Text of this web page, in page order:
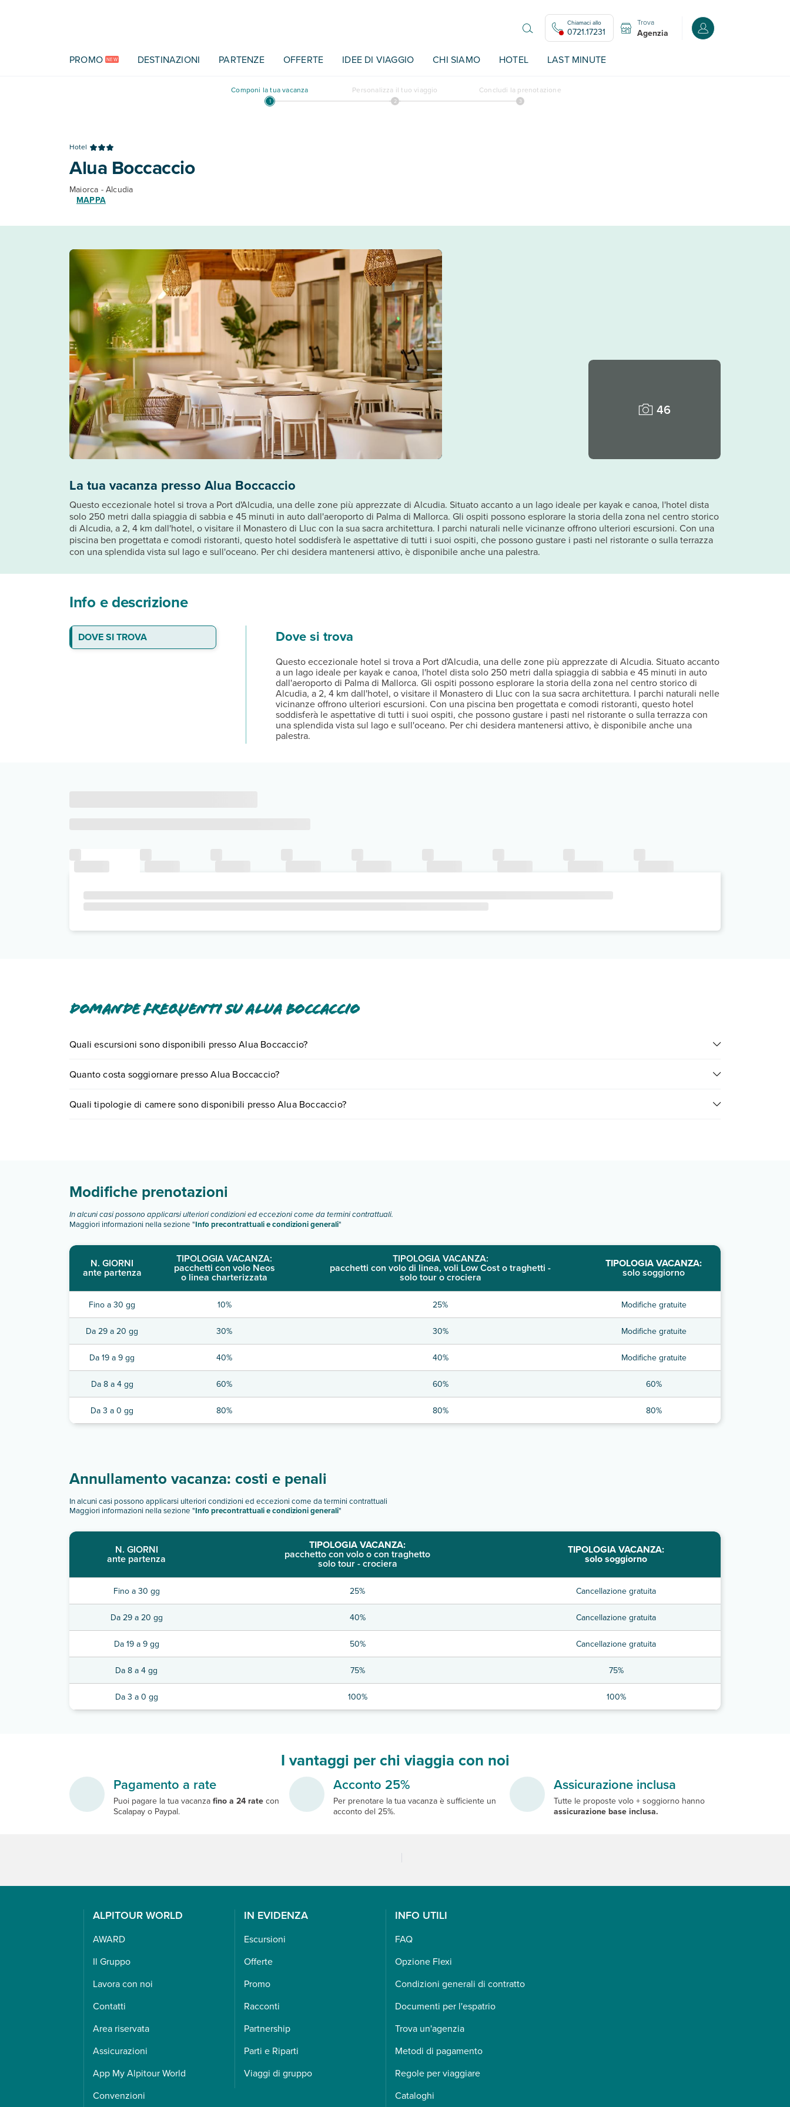
Chiamaci allo
0721.17231
Trova
Agenzia Accedi o registrati
PROMO NEW DESTINAZIONI PARTENZE OFFERTE IDEE DI VIAGGIO CHI SIAMO HOTEL LAST MINUTE
Componi la tua vacanza Personalizza il tuo viaggio Concludi la prenotazione
Hotel
Alua Boccaccio
Maiorca - Alcudia
MAPPA
46
La tua vacanza presso Alua Boccaccio
Questo eccezionale hotel si trova a Port d'Alcudia, una delle zone più apprezzate di Alcudia. Situato accanto a un lago ideale per kayak e canoa, l'hotel dista
solo 250 metri dalla spiaggia di sabbia e 45 minuti in auto dall'aeroporto di Palma di Mallorca. Gli ospiti possono esplorare la storia della zona nel centro storico
di Alcudia, a 2, 4 km dall'hotel, o visitare il Monastero di Lluc con la sua sacra architettura. I parchi naturali nelle vicinanze offrono ulteriori escursioni. Con una
piscina ben progettata e comodi ristoranti, questo hotel soddisferà le aspettative di tutti i suoi ospiti, che possono gustare i pasti nel ristorante o sulla terrazza
con una splendida vista sul lago e sull'oceano. Per chi desidera mantenersi attivo, è disponibile anche una palestra.
Info e descrizione
DOVE SI TROVA Dove si trova
Questo eccezionale hotel si trova a Port d'Alcudia, una delle zone più apprezzate di Alcudia. Situato accanto
a un lago ideale per kayak e canoa, l'hotel dista solo 250 metri dalla spiaggia di sabbia e 45 minuti in auto
dall'aeroporto di Palma di Mallorca. Gli ospiti possono esplorare la storia della zona nel centro storico di
Alcudia, a 2, 4 km dall'hotel, o visitare il Monastero di Lluc con la sua sacra architettura. I parchi naturali nelle
vicinanze offrono ulteriori escursioni. Con una piscina ben progettata e comodi ristoranti, questo hotel
soddisferà le aspettative di tutti i suoi ospiti, che possono gustare i pasti nel ristorante o sulla terrazza con
una splendida vista sul lago e sull'oceano. Per chi desidera mantenersi attivo, è disponibile anche una
palestra.
Domande frequenti su Alua Boccaccio
Quali escursioni sono disponibili presso Alua Boccaccio?
0721.17231 oprenotando un appuntamento.
Quanto costa soggiornare presso Alua Boccaccio?
quando partire.
Quali tipologie di camere sono disponibili presso Alua Boccaccio?
Modifiche prenotazioni
In alcuni casi possono applicarsi ulteriori condizioni ed eccezioni come da termini contrattuali.
Maggiori informazioni nella sezione "Info precontrattuali e condizioni generali"
N. GIORNI
ante partenza
TIPOLOGIA VACANZA:
pacchetti con volo Neos
o linea charterizzata
TIPOLOGIA VACANZA:
pacchetti con volo di linea, voli Low Cost o traghetti -
solo tour o crociera
TIPOLOGIA VACANZA:
solo soggiorno
Fino a 30 gg 10% 25% Modifiche gratuite
Da 29 a 20 gg 30% 30% Modifiche gratuite
Da 19 a 9 gg 40% 40% Modifiche gratuite
Da 8 a 4 gg 60% 60% 60%
Da 3 a 0 gg 80% 80% 80%
Annullamento vacanza: costi e penali
In alcuni casi possono applicarsi ulteriori condizioni ed eccezioni come da termini contrattuali
Maggiori informazioni nella sezione "Info precontrattuali e condizioni generali"
N. GIORNI
ante partenza
TIPOLOGIA VACANZA:
pacchetto con volo o con traghetto
solo tour - crociera
TIPOLOGIA VACANZA:
solo soggiorno
Fino a 30 gg 25% Cancellazione gratuita
Da 29 a 20 gg 40% Cancellazione gratuita
Da 19 a 9 gg 50% Cancellazione gratuita
Da 8 a 4 gg 75% 75%
Da 3 a 0 gg 100% 100%
I vantaggi per chi viaggia con noi
Pagamento a rate
Puoi pagare la tua vacanza fino a 24 rate con
Scalapay o Paypal.
Acconto 25%
Per prenotare la tua vacanza è sufficiente un
acconto del 25%.
Assicurazione inclusa
Tutte le proposte volo + soggiorno hanno
assicurazione base inclusa.
ALPITOUR WORLD
AWARD
Il Gruppo
Lavora con noi
Contatti
Area riservata
Assicurazioni
App My Alpitour World
Convenzioni
IN EVIDENZA
Escursioni
Offerte
Promo
Racconti
Partnership
Parti e Riparti
Viaggi di gruppo
INFO UTILI
FAQ
Opzione Flexi
Condizioni generali di contratto
Documenti per l'espatrio
Trova un'agenzia
Metodi di pagamento
Regole per viaggiare
Cataloghi